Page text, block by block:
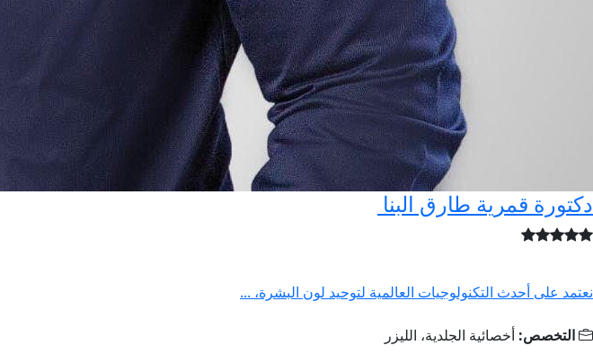
دكتورة قمرية طارق البنا
نعتمد على أحدث التكنولوجيات العالمية لتوحيد لون البشرة، ...
التخصص: أخصائية الجلدية، الليزر